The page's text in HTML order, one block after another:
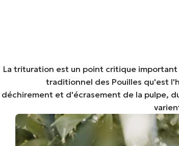
La trituration est un point critique
traditionnel des Pouilles qu'est
déchirement et d'écrasement de la pulpe,